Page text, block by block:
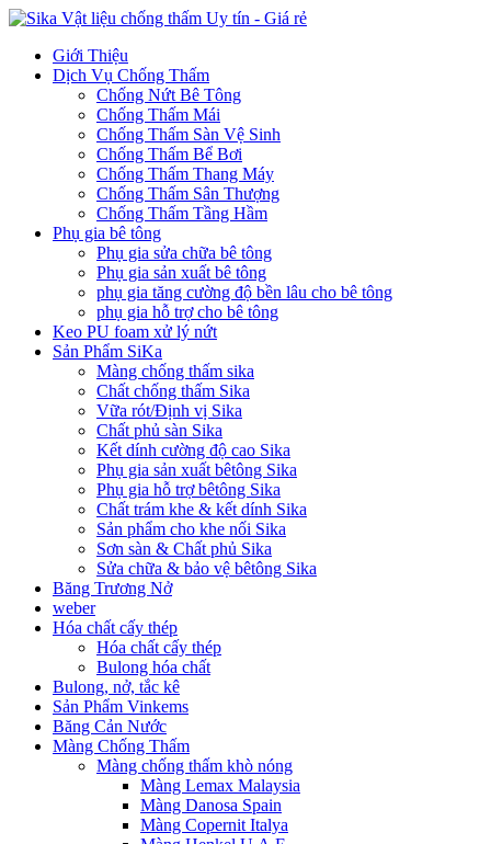
Giới Thiệu
Dịch Vụ Chống Thấm
Chống Nứt Bê Tông
Chống Thấm Mái
Chống Thấm Sàn Vệ Sinh
Chống Thấm Bể Bơi
Chống Thấm Thang Máy
Chống Thấm Sân Thượng
Chống Thấm Tầng Hầm
Phụ gia bê tông
Phụ gia sửa chữa bê tông
Phụ gia sản xuất bê tông
phụ gia tăng cường độ bền lâu cho bê tông
phụ gia hỗ trợ cho bê tông
Keo PU foam xử lý nứt
Sản Phẩm SiKa
Màng chống thấm sika
Chất chống thấm Sika
Vữa rót/Định vị Sika
Chất phủ sàn Sika
Kết dính cường độ cao Sika
Phụ gia sản xuất bêtông Sika
Phụ gia hỗ trợ bêtông Sika
Chất trám khe & kết dính Sika
Sản phẩm cho khe nối Sika
Sơn sàn & Chất phủ Sika
Sửa chữa & bảo vệ bêtông Sika
Băng Trương Nở
weber
Hóa chất cấy thép
Hóa chất cấy thép
Bulong hóa chất
Bulong, nở, tắc kê
Sản Phẩm Vinkems
Băng Cản Nước
Màng Chống Thấm
Màng chống thấm khò nóng
Màng Lemax Malaysia
Màng Danosa Spain
Màng Copernit Italya